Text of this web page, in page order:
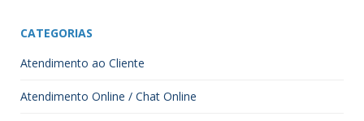
CATEGORIAS
Atendimento ao Cliente
Atendimento Online / Chat Online